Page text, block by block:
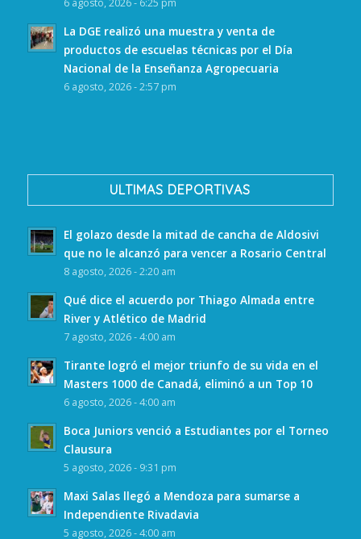
6 agosto, 2026 - 6:25 pm
La DGE realizó una muestra y venta de
productos de escuelas técnicas por el Día
Nacional de la Enseñanza Agropecuaria
6 agosto, 2026 - 2:57 pm
ULTIMAS DEPORTIVAS
El golazo desde la mitad de cancha de Aldosivi
que no le alcanzó para vencer a Rosario Central
8 agosto, 2026 - 2:20 am
Qué dice el acuerdo por Thiago Almada entre
River y Atlético de Madrid
7 agosto, 2026 - 4:00 am
Tirante logró el mejor triunfo de su vida en el
Masters 1000 de Canadá, eliminó a un Top 10
6 agosto, 2026 - 4:00 am
Boca Juniors venció a Estudiantes por el Torneo
Clausura
5 agosto, 2026 - 9:31 pm
Maxi Salas llegó a Mendoza para sumarse a
Independiente Rivadavia
5 agosto, 2026 - 4:00 am